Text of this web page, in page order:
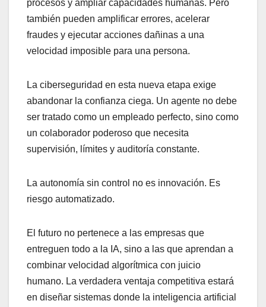
procesos y ampliar capacidades humanas. Pero
también pueden amplificar errores, acelerar
fraudes y ejecutar acciones dañinas a una
velocidad imposible para una persona.
La ciberseguridad en esta nueva etapa exige
abandonar la confianza ciega. Un agente no debe
ser tratado como un empleado perfecto, sino como
un colaborador poderoso que necesita
supervisión, límites y auditoría constante.
La autonomía sin control no es innovación. Es
riesgo automatizado.
El futuro no pertenece a las empresas que
entreguen todo a la IA, sino a las que aprendan a
combinar velocidad algorítmica con juicio
humano. La verdadera ventaja competitiva estará
en diseñar sistemas donde la inteligencia artificial